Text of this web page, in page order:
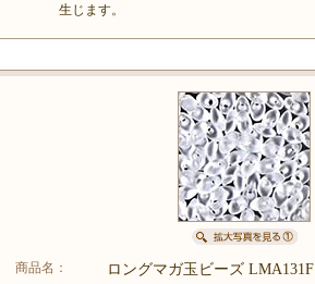
生じます。
商品名： ロングマガ玉ビーズ LMA131F